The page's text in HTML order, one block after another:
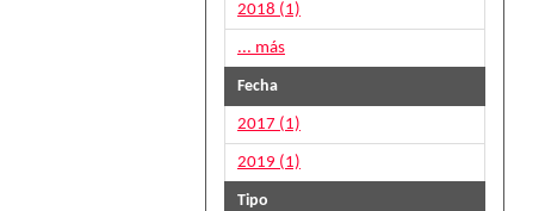
2018 (1)
... más
Fecha
2017 (1)
2019 (1)
Tipo